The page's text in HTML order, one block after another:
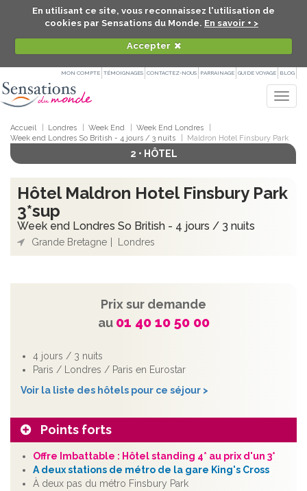
En utilisant ce site, vous reconnaissez l'utilisation de
cookies par Sensations du Monde. En savoir + >
Accepter
MON COMPTE TÉMOIGNAGES CONTACTEZ-NOUS PARRAINAGE GUIDE VOYAGE BLOG
Accueil Londres Week End
Week End Londres
Week end Londres So British - 4 jours / 3 nuits
Maldron Hotel Finsbury Park
2 • HÔTEL
Hôtel Maldron Hotel Finsbury Park
3*sup
Week end Londres So British - 4 jours / 3 nuits
Grande Bretagne Londres
Prix sur demande
au 01 40 10 50 00
4 jours / 3 nuits
Paris / Londres / Paris en Eurostar
Voir la liste des hôtels pour ce séjour >
Points forts
Offre Imbattable : Hôtel standing 4* au prix d'un 3*
A deux stations de métro de la gare King's Cross
À deux pas du métro Finsbury Park